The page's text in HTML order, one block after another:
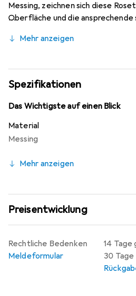
Messing, zeichnen sich diese
Oberfläche und die ansprechende
Höhe von nur 2 Millimetern sind sie
unterschiedliche Türdesigns ein.
sorgt für eine elegante Optik und
Montage. Diese Aufsteck-
funktional, sondern tragen auch
Einzelstück erhältlich und bieten
für Ihre Türschlösser. Die
Widerstandsfähigkeit, was sie zu
Mehr anzeigen
Spezifikationen
Das Wichtigste auf einen Blick
Material
Messing
Mehr anzeigen
Preisentwicklung
14
30
Rechtliche Bedenken
Meldeformular